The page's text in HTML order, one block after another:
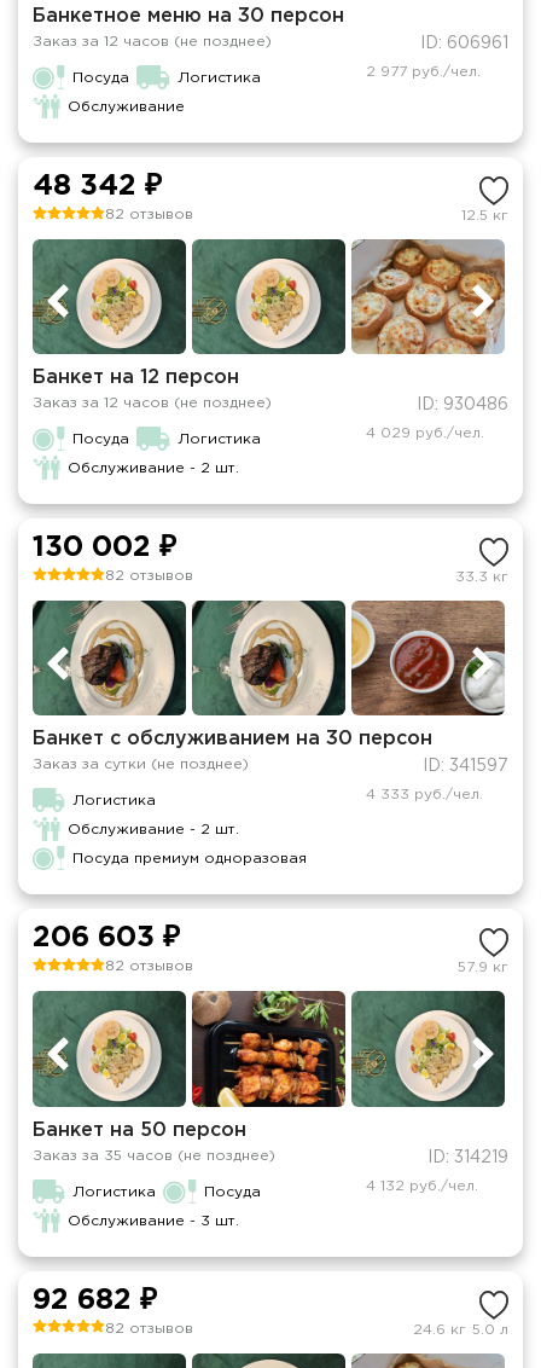
Банкетное меню на 30 персон
Заказ за 12 часов (не позднее) ID: 606961
Посуда Логистика
Обслуживание
2 977 руб./чел.
48 342 ₽
82 отзывов 12.5 кг
Банкет на 12 персон
Заказ за 12 часов (не позднее) ID: 930486
Посуда Логистика
Обслуживание - 2 шт.
4 029 руб./чел.
130 002 ₽
82 отзывов 33.3 кг
Банкет с обслуживанием на 30 персон
Заказ за сутки (не позднее) ID: 341597
Логистика
Обслуживание - 2 шт.
Посуда премиум одноразовая
4 333 руб./чел.
206 603 ₽
82 отзывов 57.9 кг
Банкет на 50 персон
Заказ за 35 часов (не позднее) ID: 314219
Логистика Посуда
Обслуживание - 3 шт.
4 132 руб./чел.
92 682 ₽
82 отзывов 24.6 кг 5.0 л